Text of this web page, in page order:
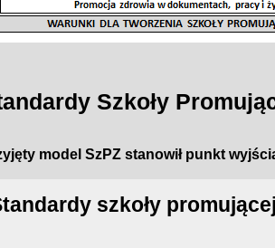
Szkoły
model SzPZ stanowił punkt
szkoły